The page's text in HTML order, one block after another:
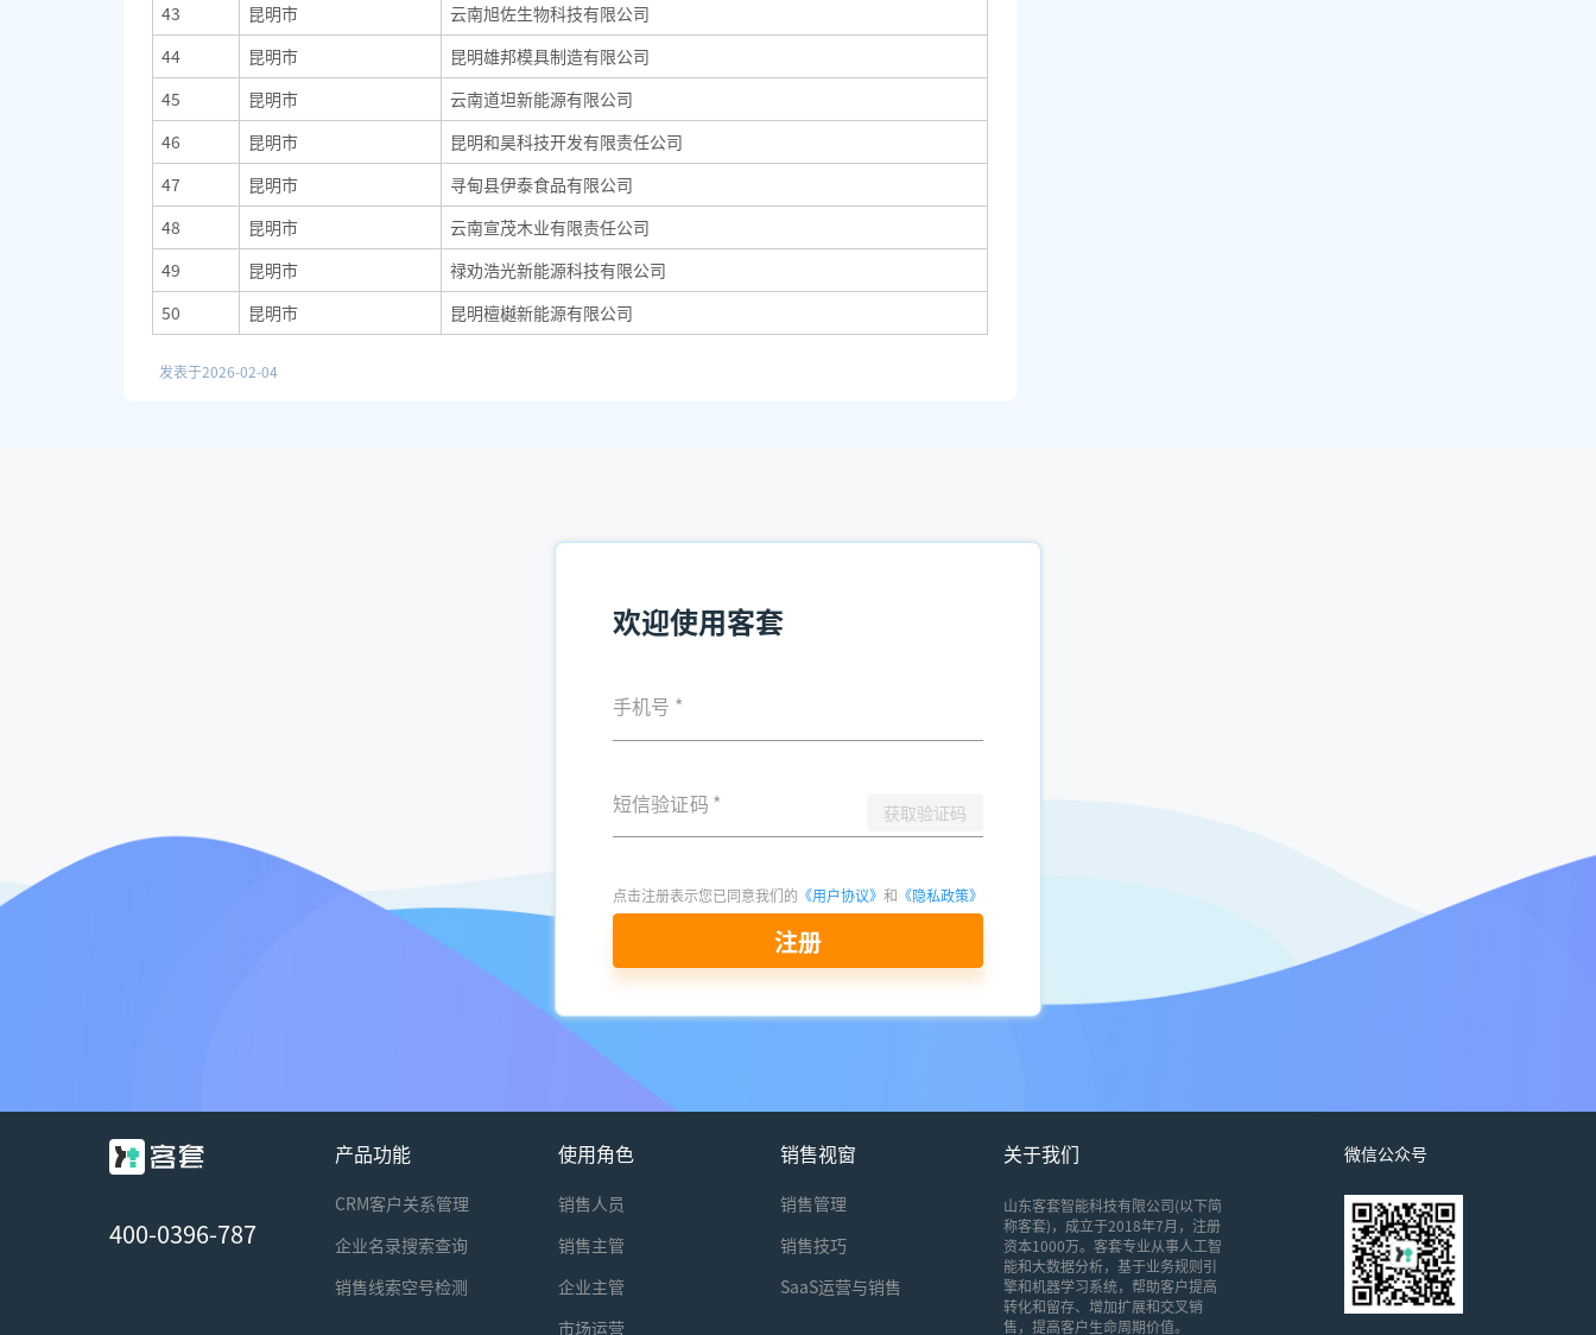
43
昆明市
云南旭佐生物科技有限公司
44
昆明市
昆明雄邦模具制造有限公司
45
昆明市
云南道坦新能源有限公司
46
昆明市
昆明和昊科技开发有限责任公司
47
昆明市
寻甸县伊泰食品有限公司
48
昆明市
云南宣茂木业有限责任公司
49
昆明市
禄劝浩光新能源科技有限公司
50
昆明市 昆明檀樾新能源有限公司
发表于2026-02-04
欢迎使用客套
手机号 *
短信验证码 * 获取验证码
点击注册表示您已同意我们的 《用户协议》 和 《隐私政策》
注册
400-0396-787
产品功能
CRM客户关系管理
企业名录搜索查询
销售线索空号检测
使用角色
销售人员
销售主管
企业主管
市场运营
销售视窗
销售管理
销售技巧
SaaS运营与销售
关于我们
山东客套智能科技有限公司(以下简
称客套)，成立于2018年7月，注册
资本1000万。客套专业从事人工智
能和大数据分析，基于业务规则引
擎和机器学习系统，帮助客户提高
转化和留存、增加扩展和交叉销
售，提高客户生命周期价值。
微信公众号